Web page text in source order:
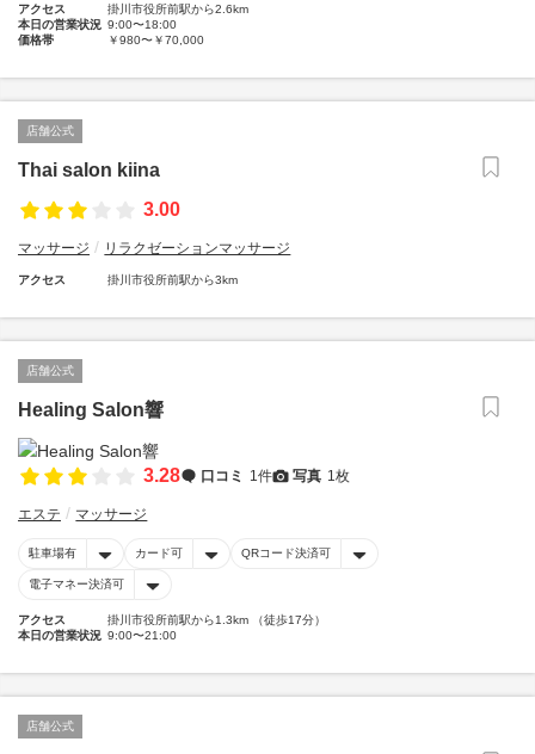
アクセス
掛川市役所前駅から2.6km
本日の営業状況 9:00〜18:00
価格帯
￥980〜￥70,000
店舗公式
Thai salon kiina
3.00
マッサージ リラクゼーションマッサージ
アクセス 掛川市役所前駅から3km
店舗公式
Healing Salon響
3.28 口コミ 1件 写真 1枚
エステ マッサージ
駐車場有 カード可 QRコード決済可
電子マネー決済可
アクセス
掛川市役所前駅から1.3km （徒歩17分）
本日の営業状況 9:00〜21:00
店舗公式